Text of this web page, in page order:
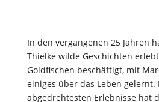
In den vergangenen 25 Jahren
Thielke wilde Geschichten
Goldfischen beschäftigt, mit
einiges über das Leben gelernt.
abgedrehtesten Erlebnisse hat